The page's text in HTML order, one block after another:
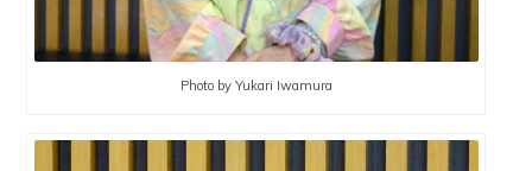
Photo by Yukari Iwamura